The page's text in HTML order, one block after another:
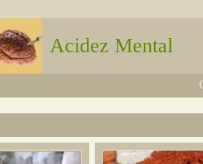
Acidez Mental